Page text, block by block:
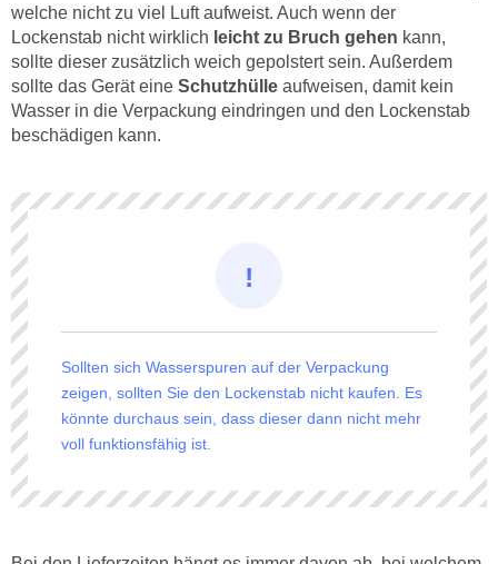
welche nicht zu viel Luft aufweist. Auch wenn der
Lockenstab nicht wirklich leicht zu Bruch gehen kann,
sollte dieser zusätzlich weich gepolstert sein. Außerdem
sollte das Gerät eine Schutzhülle aufweisen, damit kein
Wasser in die Verpackung eindringen und den Lockenstab
beschädigen kann.
Sollten sich Wasserspuren auf der Verpackung
zeigen, sollten Sie den Lockenstab nicht kaufen. Es
könnte durchaus sein, dass dieser dann nicht mehr
voll funktionsfähig ist.